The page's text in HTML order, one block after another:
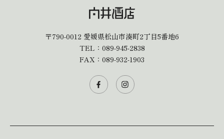
〒790-0012 愛媛県松山市湊町2丁目5番地6
TEL： 089-945-2838
FAX：089-932-1903